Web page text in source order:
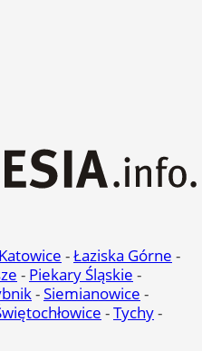
Katowice -Łaziska Górne -
- Piekary Śląskie -
-Siemianowice -
-Tychy-